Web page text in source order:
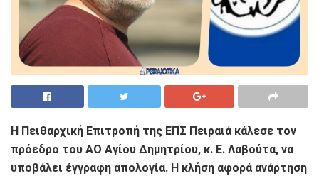
Η Πειθαρχική Επιτροπή της ΕΠΣ Πειραιά κάλεσε τον
πρόεδρο του ΑΟ Αγίου Δημητρίου, κ. Ε. Λαβούτα, να
υποβάλει έγγραφη απολογία. Η κλήση αφορά ανάρτηση